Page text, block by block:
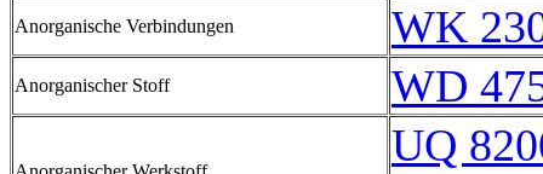
Anorganische Verbindungen WK
Anorganischer Stoff WD
UQ